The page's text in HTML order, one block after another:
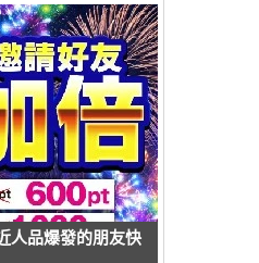
人品爆發的朋友快